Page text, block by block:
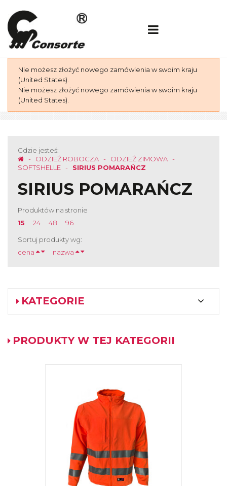
Nie możesz złożyć nowego zamówienia w swoim kraju
(United States).
Nie możesz złożyć nowego zamówienia w swoim kraju
(United States).
Gdzie jesteś:
ODZIEŻ ROBOCZA
ODZIEŻ ZIMOWA
SOFTSHELLE
SIRIUS POMARAŃCZ
SIRIUS POMARAŃCZ
Produktów na stronie
15
24 48 96
Sortuj produkty wg:
cena
nazwa
KATEGORIE
PRODUKTY W TEJ KATEGORII